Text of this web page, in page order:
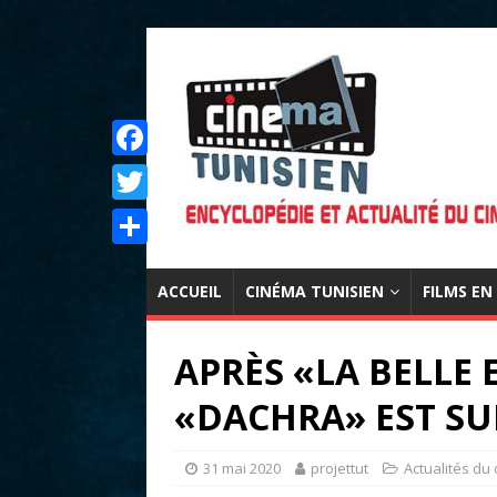
ACCUEIL CINÉMA TUNISIEN FILMS EN
APRÈS «LA BELLE
«DACHRA» EST
31 mai 2020 projettut Actualités du
F
a
c
T